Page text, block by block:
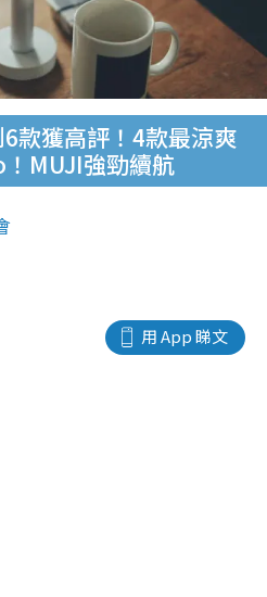
款獲高評！4款最涼爽
MUJI強勁續航
用 App 睇文